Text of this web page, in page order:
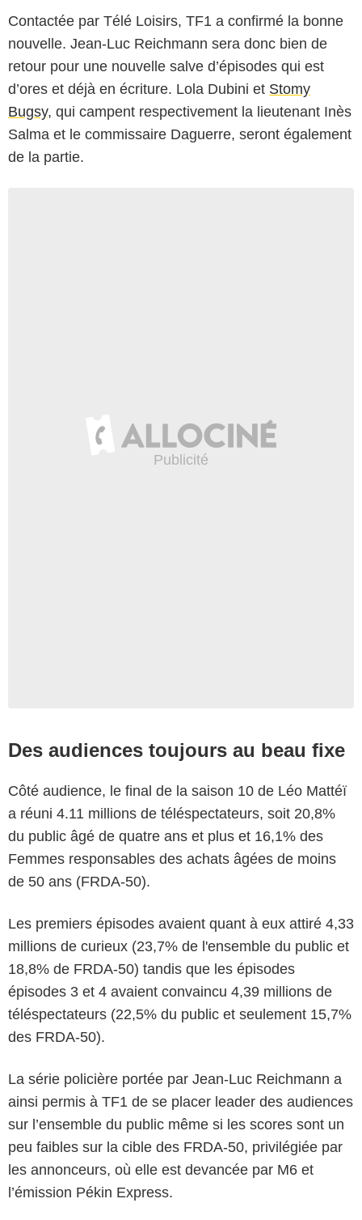
Contactée par Télé Loisirs, TF1 a confirmé la bonne
nouvelle. Jean-Luc Reichmann sera donc bien de
retour pour une nouvelle salve d’épisodes qui est
d’ores et déjà en écriture. Lola Dubini et Stomy
Bugsy, qui campent respectivement la lieutenant Inès
Salma et le commissaire Daguerre, seront également
de la partie.
Des audiences toujours au beau fixe
Côté audience, le final de la saison 10 de Léo Mattéï
a réuni 4.11 millions de téléspectateurs, soit 20,8%
du public âgé de quatre ans et plus et 16,1% des
Femmes responsables des achats âgées de moins
de 50 ans (FRDA-50).
Les premiers épisodes avaient quant à eux attiré 4,33
millions de curieux (23,7% de l'ensemble du public et
18,8% de FRDA-50) tandis que les épisodes
épisodes 3 et 4 avaient convaincu 4,39 millions de
téléspectateurs (22,5% du public et seulement 15,7%
des FRDA-50).
La série policière portée par Jean-Luc Reichmann a
ainsi permis à TF1 de se placer leader des audiences
sur l’ensemble du public même si les scores sont un
peu faibles sur la cible des FRDA-50, privilégiée par
les annonceurs, où elle est devancée par M6 et
l’émission Pékin Express.